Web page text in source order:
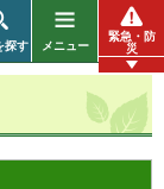
探す メニュー
緊急・防
災